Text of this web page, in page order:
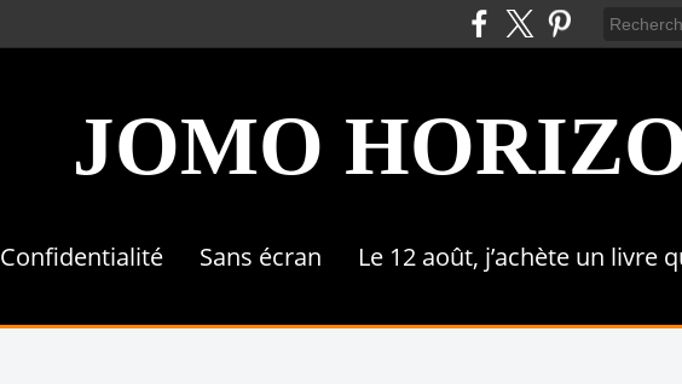
JOMO
Confidentialité Sans écran Le 12 août, j’achète un livre